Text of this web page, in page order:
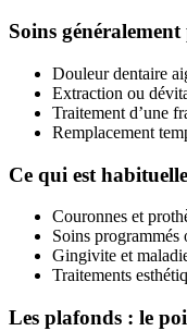
Soins
Douleur dentaire
Extraction ou
Traitement d’une
Remplacement
Ce qui est
Couronnes et
Soins programmés
Gingivite et
Traitements
Les plafonds : le